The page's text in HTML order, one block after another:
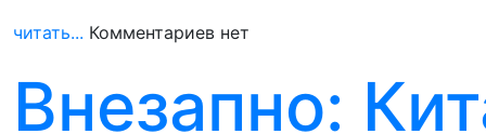
читать... Комментариев нет
Внезапно: